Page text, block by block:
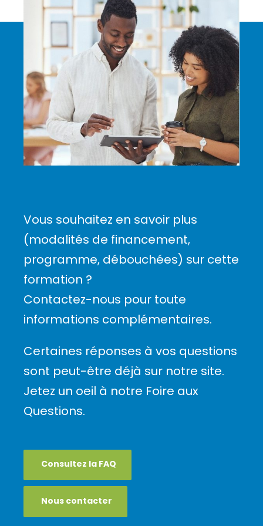
Vous souhaitez en savoir plus
(modalités de financement,
programme, débouchées) sur cette
formation ?
Contactez-nous pour toute
informations complémentaires.
Certaines réponses à vos questions
sont peut-être déjà sur notre site.
Jetez un oeil à notre Foire aux
Questions.
Consultez la FAQ
Nous contacter